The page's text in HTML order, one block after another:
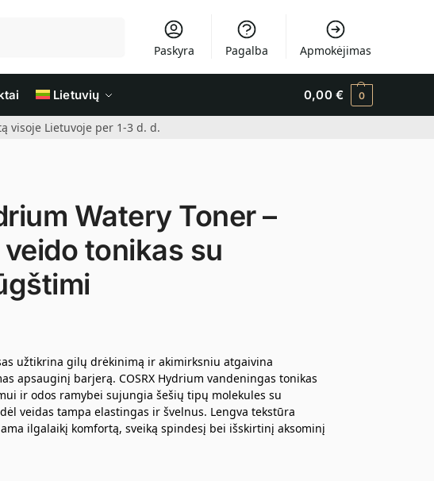
Paskyra Pagalba Apmokėjimas
Lietuvių 0,00 € 0
visoje Lietuvoje per 1-3 d. d.
Watery Toner –
tonikas su
užtikrina gilų drėkinimą ir akimirksniu atgaivina
apsauginį barjerą. COSRX Hydrium vandeningas tonikas
ir odos ramybei sujungia šešių tipų molekules su
veidas tampa elastingas ir švelnus. Lengva tekstūra
ilgalaikį komfortą, sveiką spindesį bei išskirtinį aksominį